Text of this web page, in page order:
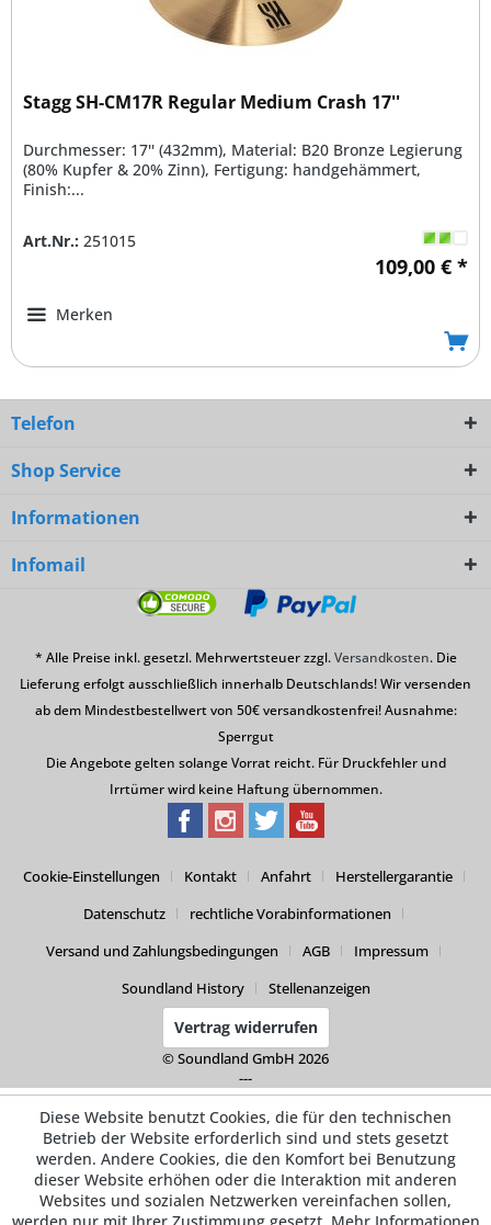
Stagg SH-CM17R Regular Medium Crash 17''
Durchmesser: 17'' (432mm), Material: B20 Bronze Legierung
(80% Kupfer & 20% Zinn), Fertigung: handgehämmert,
Finish:...
Art.Nr.: 251015
109,00 € *
Merken
Telefon
Shop Service
Informationen
Infomail
* Alle Preise inkl. gesetzl. Mehrwertsteuer zzgl.Versandkosten. Die
Lieferung erfolgt ausschließlich innerhalb Deutschlands! Wir versenden
ab dem Mindestbestellwert von 50€ versandkostenfrei! Ausnahme:
Sperrgut
Die Angebote gelten solange Vorrat reicht. Für Druckfehler und
Irrtümer wird keine Haftung übernommen.
Cookie-Einstellungen Kontakt Anfahrt
Herstellergarantie
Datenschutz
rechtliche Vorabinformationen
Versand und Zahlungsbedingungen
AGB
Impressum
Soundland History
Stellenanzeigen
Vertrag widerrufen
© Soundland GmbH 2026
---
Diese Website benutzt Cookies, die für den technischen
Betrieb der Website erforderlich sind und stets gesetzt
werden. Andere Cookies, die den Komfort bei Benutzung
dieser Website erhöhen oder die Interaktion mit anderen
Websites und sozialen Netzwerken vereinfachen sollen,